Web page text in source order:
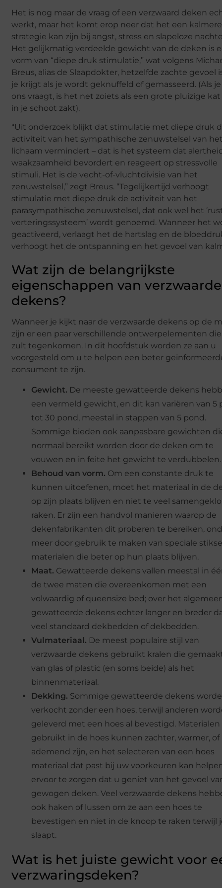
Het is nog maar de vraag of een verzwaard deken
werkt, maar het komt erop neer dat het een
strategie kan zijn bij angst, stress en slapeloze
Het gelijkmatig verdeelde gewicht van de deken is
vorm van “diepe druk stimulatie,” wat volgens
Breus, alias de Slaapdokter, hetzelfde zachte gevoel
je krijgt als je wordt geknuffeld of gemasseerd. (Als
ons vraagt, is het net zoiets als een grote pluizige
in je schoot zakt).
“Uit onderzoek blijkt dat stimulatie met diepe druk
activiteit van het sympathische zenuwstelsel van
lichaam vermindert – dat is het systeem dat
waakzaamheid bevordert en reageert op stressvolle
stimuli. Het is de vecht-of-vluchtdivisie van het
zenuwstelsel,” zegt Breus. “Tegelijkertijd verhoogt
stimulatie met diepe druk de activiteit van het
parasympathische zenuwstelsel, dat ook wel het
verteringssysteem’ wordt genoemd. Wanneer het
geactiveerd, verlaagt het de hartslag en de
verhoogt het de ontspanning en het gevoel van
Wat zijn de belangrijkste
eigenschappen van verzwaarde
dekens?
Wanneer je kijkt naar de verzwaarde dekens op de
zijn er een paar verschillende ontwerpelementen
zult tegenkomen. In dit hoofdstuk worden ze aan u
voorgesteld om u te helpen een beter
consument te zijn.
Gewicht. De meeste gewatteerde dekens
een vermeld gewicht, en dit kan variëren van 5
tot 30 pond, meestal in stappen van 5 pond.
Sommige bieden ook aanpasbare gewichten
normaal bereikt worden door de deken om te
vouwen en in feite het gewicht te verdubbelen.
Behoud van vorm. Om een constante druk te
kunnen uitoefenen, moet het materiaal in de
op zijn plaats blijven en niet te veel
raken. Er zijn een handvol manieren waarop de
dekenfabrikanten dit proberen te bereiken,
meer door gebruik te maken van speciale
materialen die beter op hun plaats blijven.
Maat. Gewatteerde dekens vallen meestal in
de twee maten die overeenkomen met een
volwaardig of queensize bed; over het
gewatteerde dekens echter langer en breder
veel standaard dekbedden of dekbedden.
Vulmateriaal. De meest populaire stijl van
verzwaarde dekens gebruikt kralen die
van glas of plastic (en soms beide) als het
binnenmateriaal.
Dekking. Sommige gewatteerde dekens
verkocht zonder een hoes, terwijl anderen
geleverd met een hoes al bevestigd. Materialen
gebruikt in de hoes kunnen zachter, warmer, of
ademend zijn, en het selecteren van een hoes
materiaal dat past bij uw voorkeuren kan
ervoor te zorgen dat u geniet van het gevoel
gewogen deken. Veel verzwaarde dekens
ook haken of lussen om ze aan een hoes te
bevestigen en niet in de knoop te raken terwijl
slaapt.
Wat is het juiste gewicht voor
verzwaringsdeken?